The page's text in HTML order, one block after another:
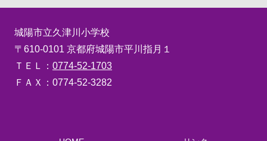
城陽市立久津川小学校
〒610-0101 京都府城陽市平川指月１
ＴＥＬ： 0774-52-1703
ＦＡＸ：0774-52-3282